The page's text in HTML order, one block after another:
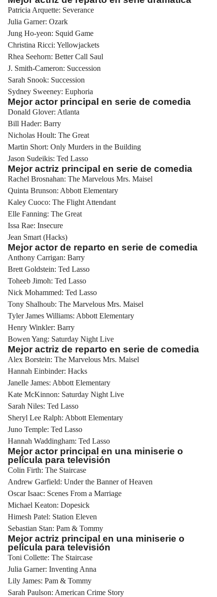
Patricia Arquette: Severance
Julia Garner: Ozark
Jung Ho-yeon: Squid Game
Christina Ricci: Yellowjackets
Rhea Seehorn: Better Call Saul
J. Smith-Cameron: Succession
Sarah Snook: Succession
Sydney Sweeney: Euphoria
Mejor actor principal en serie de comedia
Donald Glover: Atlanta
Bill Hader: Barry
Nicholas Hoult: The Great
Martin Short: Only Murders in the Building
Jason Sudeikis: Ted Lasso
Mejor actriz principal en serie de comedia
Rachel Brosnahan: The Marvelous Mrs. Maisel
Quinta Brunson: Abbott Elementary
Kaley Cuoco: The Flight Attendant
Elle Fanning: The Great
Issa Rae: Insecure
Jean Smart (Hacks)
Mejor actor de reparto en serie de comedia
Anthony Carrigan: Barry
Brett Goldstein: Ted Lasso
Toheeb Jimoh: Ted Lasso
Nick Mohammed: Ted Lasso
Tony Shalhoub: The Marvelous Mrs. Maisel
Tyler James Williams: Abbott Elementary
Henry Winkler: Barry
Bowen Yang: Saturday Night Live
Mejor actriz de reparto en serie de comedia
Alex Borstein: The Marvelous Mrs. Maisel
Hannah Einbinder: Hacks
Janelle James: Abbott Elementary
Kate McKinnon: Saturday Night Live
Sarah Niles: Ted Lasso
Sheryl Lee Ralph: Abbott Elementary
Juno Temple: Ted Lasso
Hannah Waddingham: Ted Lasso
Mejor actor principal en una miniserie o
película para televisión
Colin Firth: The Staircase
Andrew Garfield: Under the Banner of Heaven
Oscar Isaac: Scenes From a Marriage
Michael Keaton: Dopesick
Himesh Patel: Station Eleven
Sebastian Stan: Pam & Tommy
Mejor actriz principal en una miniserie o
película para televisión
Toni Collette: The Staircase
Julia Garner: Inventing Anna
Lily James: Pam & Tommy
Sarah Paulson: American Crime Story